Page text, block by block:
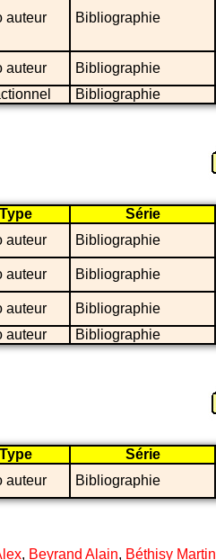
auteur Bibliographie
auteur Bibliographie
Bibliographie
Type Série
auteur Bibliographie
auteur Bibliographie
auteur Bibliographie
auteur Bibliographie
Type Série
auteur Bibliographie
, Beyrand Alain, Béthisy Martin